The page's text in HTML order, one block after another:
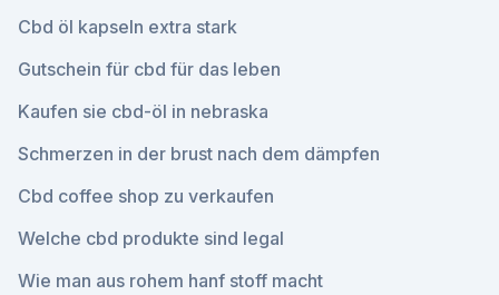
Cbd öl kapseln extra stark
Gutschein für cbd für das leben
Kaufen sie cbd-öl in nebraska
Schmerzen in der brust nach dem dämpfen
Cbd coffee shop zu verkaufen
Welche cbd produkte sind legal
Wie man aus rohem hanf stoff macht